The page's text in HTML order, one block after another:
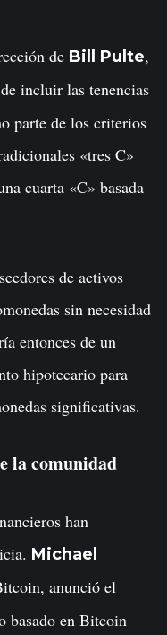
de Bill Pulte,
incluir las tenencias
parte de los criterios
«tres C»
cuarta «C» basada
de activos
sin necesidad
entonces de un
hipotecario para
significativas.
la comunidad
han
Michael
anunció el
basado en Bitcoin